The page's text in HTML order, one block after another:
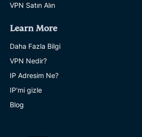
VPN Satın Alın
Learn More
Daha Fazla Bilgi
VPN Nedir?
IP Adresim Ne?
IP'mi gizle
Blog